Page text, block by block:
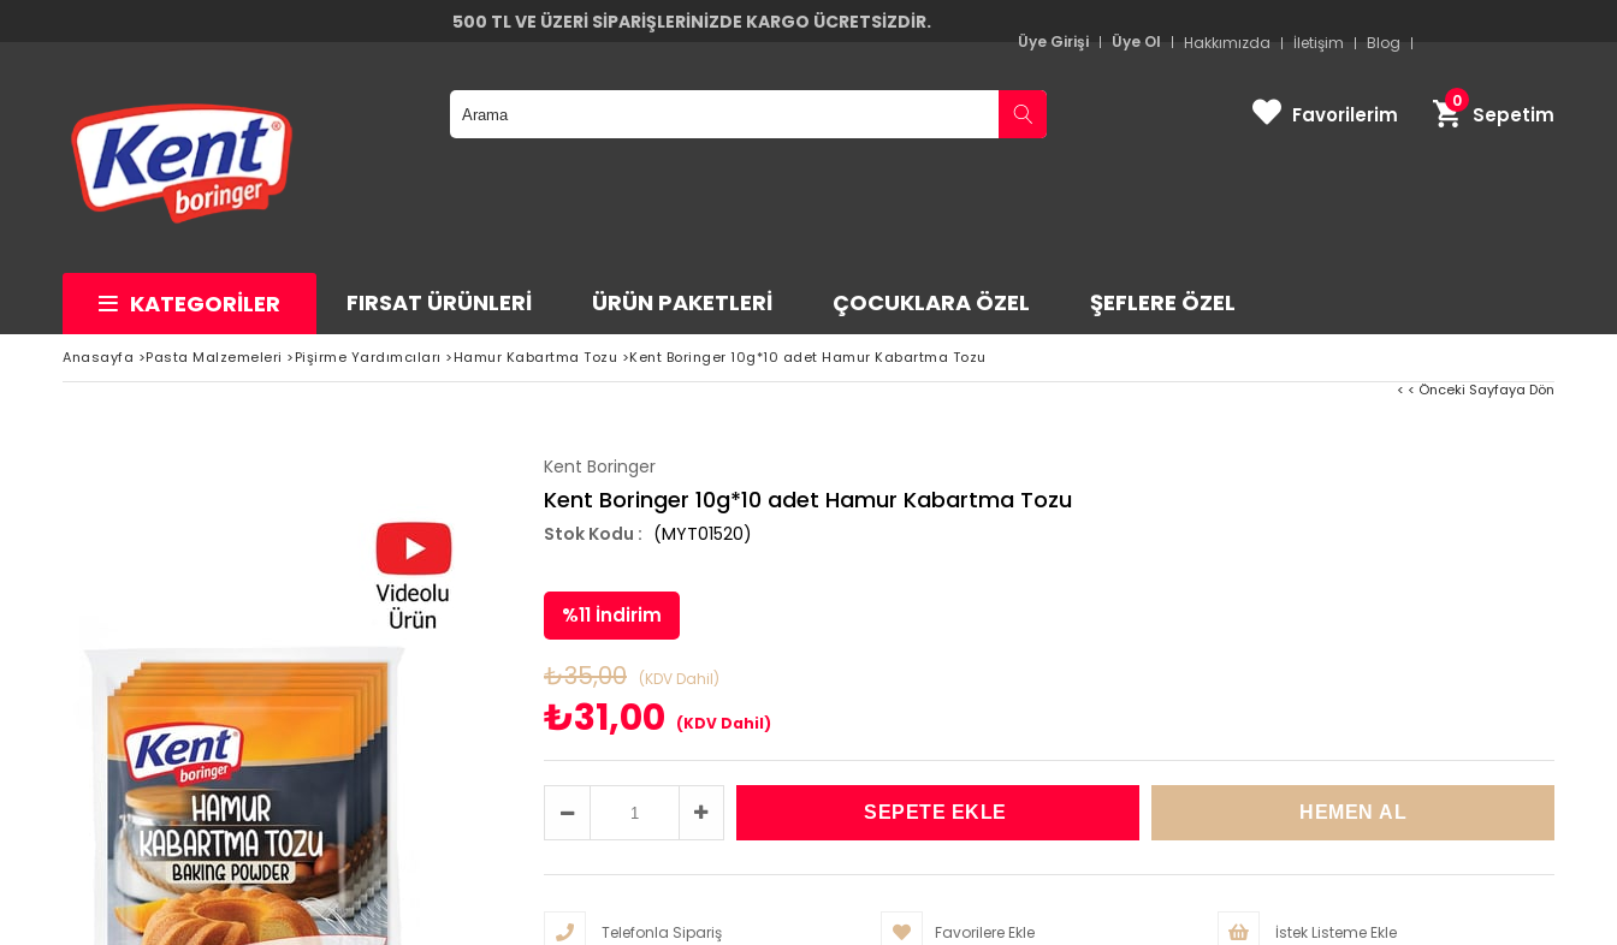
500 TL VE ÜZERİ SİPARİŞLERİNİZDE KARGO ÜCRETSİZDİR.
Hakkımızda İletişim Blog
Üye Girişi Üye Ol
Sepetim
0
KATEGORILER FIRSAT ÜRÜNLERI ÜRÜN PAKETLERI ÇOCUKLARA ÖZEL ŞEFLERE ÖZEL
Favorilerim
Anasayfa >Pasta Malzemeleri >Pişirme Yardımcıları >Hamur Kabartma Tozu >Kent Boringer 10g*10 adet Hamur Kabartma Tozu
< < Önceki Sayfaya Dön
Kent Boringer
Kent Boringer 10g*10 adet Hamur Kabartma Tozu
(MYT01520)
%11 İndirim
₺35,00 (KDV Dahil)
₺31,00 (KDV Dahil)
Telefonla Sipariş Favorilere Ekle İstek Listeme Ekle